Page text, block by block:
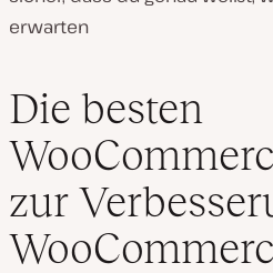
erwarten
Die besten
zur